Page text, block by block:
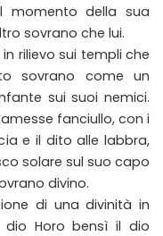
momento della sua
sovrano che lui.
rilievo sui templi che
sovrano come un
sui suoi nemici.
fanciullo, con i
e il dito alle labbra,
solare sul suo capo
divino.
di una divinità in
Horo bensì il dio